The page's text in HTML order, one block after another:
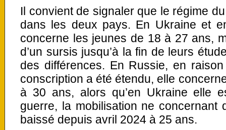
Il convient de signaler que le régime
dans les deux pays. En Ukraine et
concerne les jeunes de 18 à 27 ans,
d’un sursis jusqu’à la fin de leurs
des différences. En Russie, en
conscription a été étendu, elle
à 30 ans, alors qu’en Ukraine elle
guerre, la mobilisation ne
baissé depuis avril 2024 à 25 ans.